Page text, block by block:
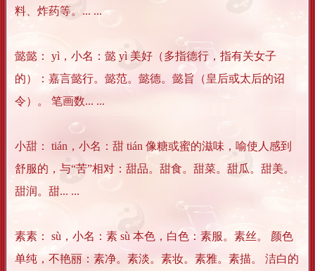
料、炸药等。... ...
懿懿： yì，小名：懿 yì 美好（多指德行，指有关女子
的）：嘉言懿行。懿范。懿德。懿旨（皇后或太后的诏
令）。 笔画数... ...
小甜： tián，小名：甜 tián 像糖或蜜的滋味，喻使人感到
舒服的，与“苦”相对：甜品。甜食。甜菜。甜瓜。甜美。
甜润。甜... ...
素素： sù，小名：素 sù 本色，白色：素服。素丝。 颜色
单纯，不艳丽：素净。素淡。素妆。素雅。素描。 洁白的